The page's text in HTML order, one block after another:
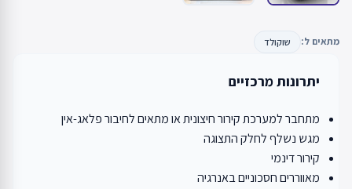
מתאים ל: שוקולד
יתרונות מרכזיים
מתחבר למערכת קירור חיצונית או מתאים לחיבור פלאג-אין
מגש נשלף לחלק התצוגה
קירור דינמי
מאווררים חסכוניים באנרגיה